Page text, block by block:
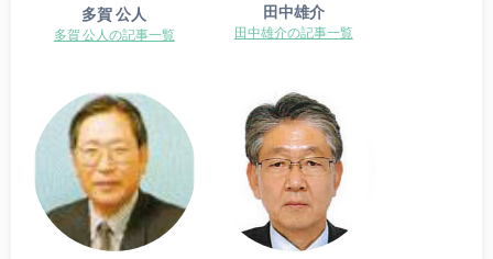
多賀 公人
多賀 公人の記事一覧
田中雄介
田中雄介の記事一覧